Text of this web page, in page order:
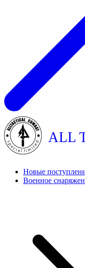
ALL
Новые
Военное